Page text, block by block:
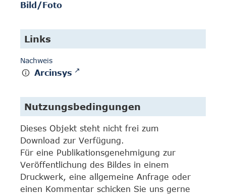
Bild/Foto
Links
Nachweis
Arcinsys
Nutzungsbedingungen
Dieses Objekt steht nicht frei zum
Download zur Verfügung.
Für eine Publikationsgenehmigung zur
Veröffentlichung des Bildes in einem
Druckwerk, eine allgemeine Anfrage oder
einen Kommentar schicken Sie uns gerne